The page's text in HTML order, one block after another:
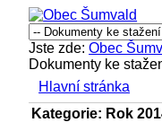
Jste zde:Obec
Dokumenty ke
Hlavní stránka
Kategorie: Rok